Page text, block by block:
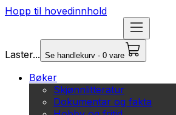
Hopp til hovedinnhold
Laster... Se handlekurv - 0 vare
Bøker
Skjønnlitteratur
Dokumentar og fakta